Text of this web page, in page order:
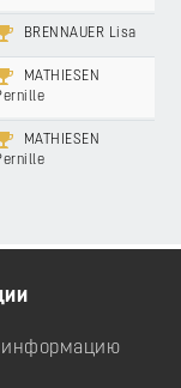
BRENNAUER Lisa
MATHIESEN
MATHIESEN
информацию